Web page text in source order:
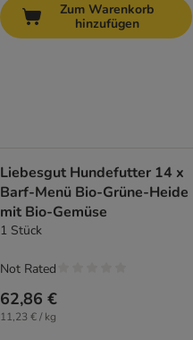
Zum Warenkorb
hinzufügen
Liebesgut Hundefutter 14 x
Barf-Menü Bio-Grüne-Heide
mit Bio-Gemüse
1 Stück
62,86 €
11,23 € / kg
Not Rated